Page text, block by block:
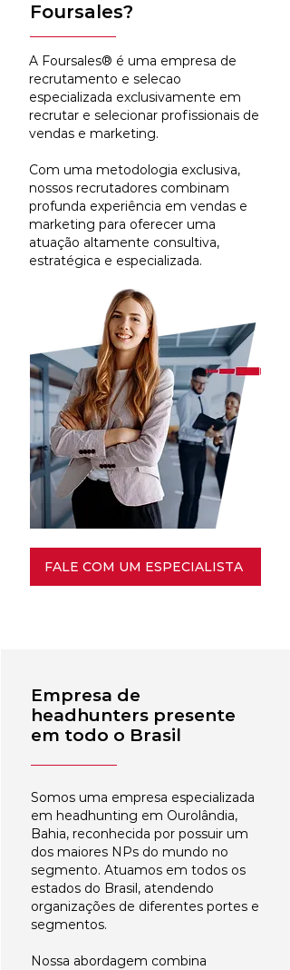
Foursales?
A Foursales® é uma empresa de
recrutamento e selecao
especializada exclusivamente em
recrutar e selecionar profissionais de
vendas e marketing.
Com uma metodologia exclusiva,
nossos recrutadores combinam
profunda experiência em vendas e
marketing para oferecer uma
atuação altamente consultiva,
estratégica e especializada.
FALE COM UM ESPECIALISTA
Empresa de
headhunters presente
em todo o Brasil
Somos uma empresa especializada
em headhunting em Ourolândia,
Bahia, reconhecida por possuir um
dos maiores NPs do mundo no
segmento. Atuamos em todos os
estados do Brasil, atendendo
organizações de diferentes portes e
segmentos.
Nossa abordagem combina